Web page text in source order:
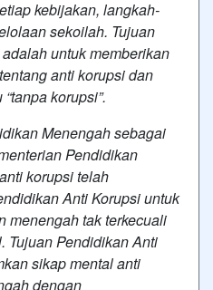
kebijakan, langkah-
sekoilah. Tujuan
untuk memberikan
anti korupsi dan
korupsi”.
Menengah sebagai
Pendidikan
korupsi telah
Anti Korupsi untuk
menengah tak terkecuali
Tujuan Pendidikan Anti
sikap mental anti
dengan